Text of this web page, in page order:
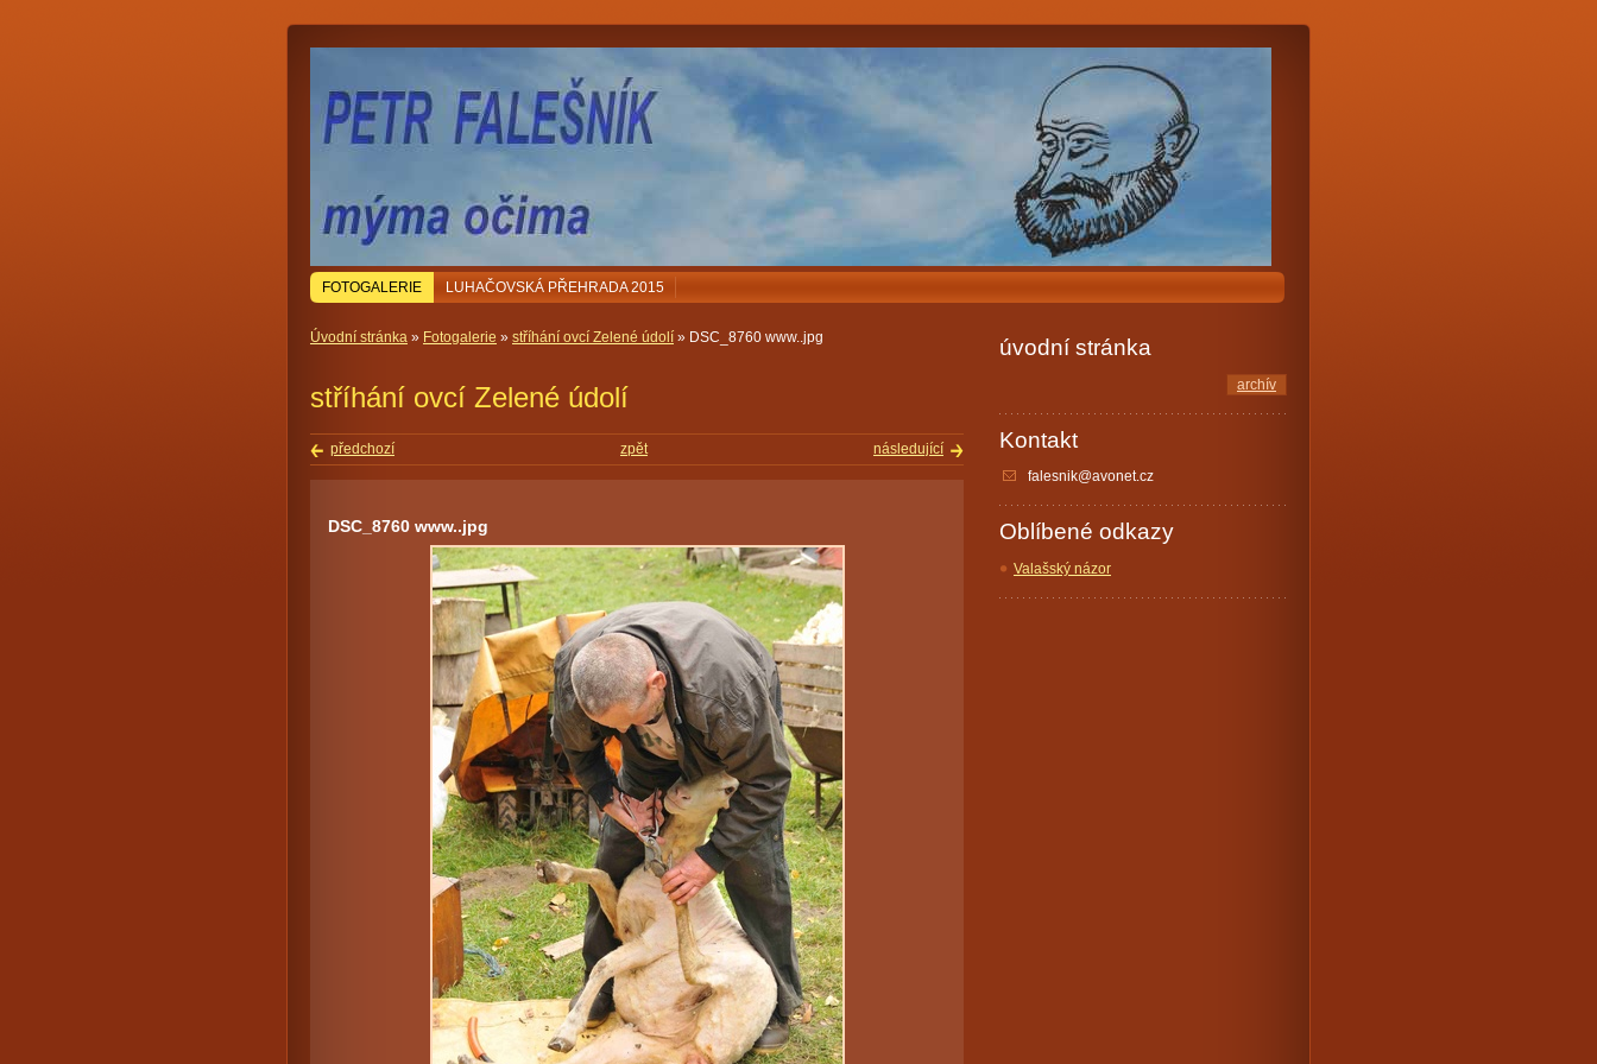
FOTOGALERIE LUHAČOVSKÁ PŘEHRADA 2015
Úvodní stránka » Fotogalerie » stříhání ovcí Zelené údolí » DSC_8760 www..jpg
stříhání ovcí Zelené údolí
předchozí následující
zpět
DSC_8760 www..jpg
úvodní stránka
archív
Kontakt
falesnik@avonet.cz
Oblíbené odkazy
Valašský názor